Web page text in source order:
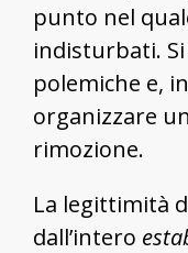
punto nel
indisturbati.
polemiche e,
organizzare
rimozione.
La legittimità
dall’intero